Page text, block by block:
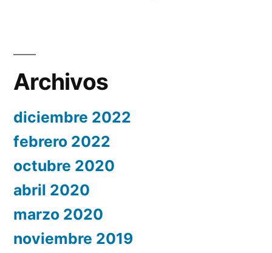
Archivos
diciembre 2022
febrero 2022
octubre 2020
abril 2020
marzo 2020
noviembre 2019